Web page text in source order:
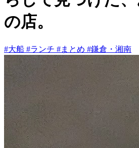
の店。
#大船 #ランチ #まとめ #鎌倉・湘南